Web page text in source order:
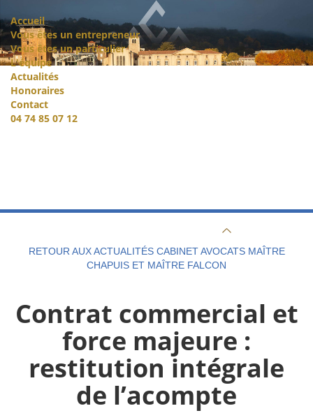
Accueil
Vous êtes un entrepreneur
Vous êtes un particulier
L'équipe
Actualités
Honoraires
Contact
04 74 85 07 12
RETOUR AUX ACTUALITÉS CABINET AVOCATS MAÎTRE
CHAPUIS ET MAÎTRE FALCON
Contrat commercial et
force majeure :
restitution intégrale
de l’acompte